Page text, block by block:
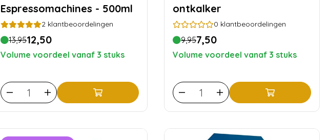
Espressomachines - 500ml
2 klantbeoordelingen
13,9512,50
Volume voordeel vanaf 3 stuks
ontkalker
0 klantbeoordelingen
9,957,50
Volume voordeel vanaf 3 stuks